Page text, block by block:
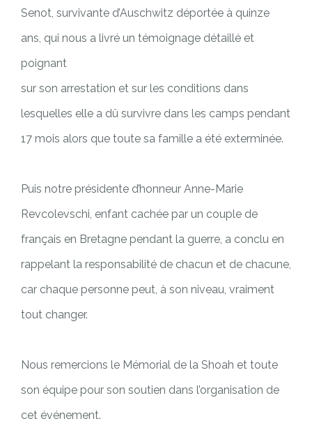
Senot, survivante d’Auschwitz déportée à quinze
ans, qui nous a livré un témoignage détaillé et
poignant
sur son arrestation et sur les conditions dans
lesquelles elle a dû survivre dans les camps pendant
17 mois alors que toute sa famille a été exterminée.
Puis notre présidente d’honneur Anne-Marie
Revcolevschi, enfant cachée par un couple de
français en Bretagne pendant la guerre, a conclu en
rappelant la responsabilité de chacun et de chacune,
car chaque personne peut, à son niveau, vraiment
tout changer.
Nous remercions le Mémorial de la Shoah et toute
son équipe pour son soutien dans l’organisation de
cet événement.